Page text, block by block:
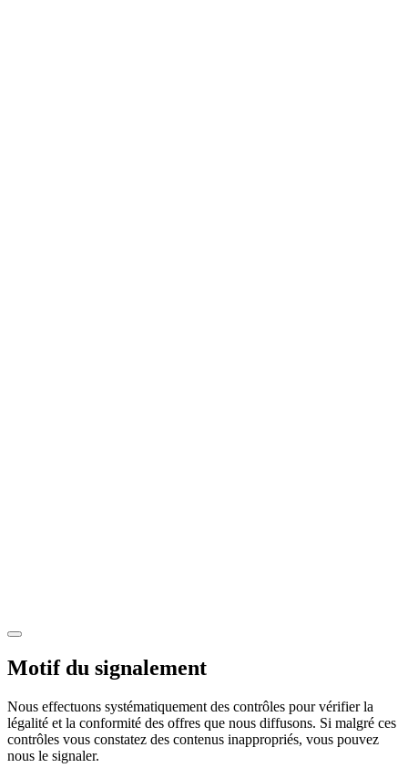
Motif du signalement
Nous effectuons systématiquement des contrôles pour vérifier la
légalité et la conformité des offres que nous diffusons. Si malgré ces
contrôles vous constatez des contenus inappropriés, vous pouvez
nous le signaler.